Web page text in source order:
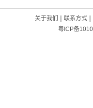
关于我们 | 联系方式|
粤ICP备